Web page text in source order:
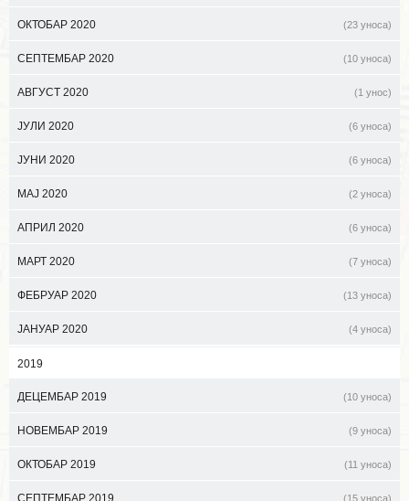
ОКТОБАР 2020 (23 уноса)
СЕПТЕМБАР 2020 (10 уноса)
АВГУСТ 2020 (1 унос)
ЈУЛИ 2020 (6 уноса)
ЈУНИ 2020 (6 уноса)
МАЈ 2020 (2 уноса)
АПРИЛ 2020 (6 уноса)
МАРТ 2020 (7 уноса)
ФЕБРУАР 2020 (13 уноса)
ЈАНУАР 2020 (4 уноса)
2019
ДЕЦЕМБАР 2019 (10 уноса)
НОВЕМБАР 2019 (9 уноса)
ОКТОБАР 2019 (11 уноса)
СЕПТЕМБАР 2019 (15 уноса)